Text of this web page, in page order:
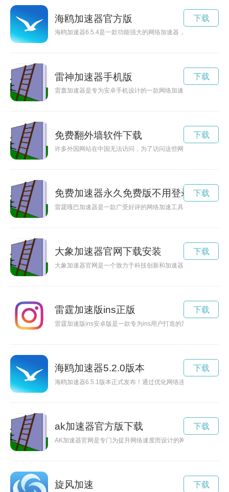
海鸥加速器官方版
海鸥加速器6.5.4是一款功能强大的网络加速器，可以帮助用户
下载
雷神加速器手机版
雷轰加速器是专为安卓手机设计的一款网络加速工具，能够帮
下载
免费翻外墙软件下载
许多外国网站在中国无法访问，为了访问这些网站，我们需要
下载
免费加速器永久免费版不用登录
雷霆嘎巴加速器是一款广受好评的网络加速工具，但也有一些
下载
大象加速器官网下载安装
大象加速器官网是一个致力于科技创新和加速器发展的平台，
下载
雷霆加速版ins正版
雷霆加速版ins安卓版是一款专为ins用户打造的加速工具，通
下载
海鸥加速器5.2.0版本
海鸥加速器6.5.1版本正式发布！通过优化网络连接，提升视频
下载
ak加速器官方版下载
AK加速器官网是专门为提升网络速度而设计的网站，通过AK
下载
旋风加速 下载